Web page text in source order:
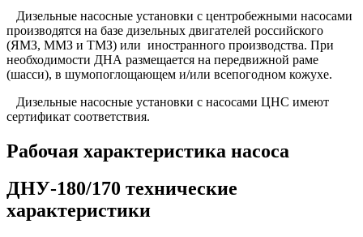
Дизельные насосные установки с центробежными насосами
производятся на базе дизельных двигателей российского
(ЯМЗ, ММЗ и ТМЗ) или иностранного производства. При
необходимости ДНА размещается на передвижной раме
(шасси), в шумопоглощающем и/или всепогодном кожухе.
Дизельные насосные установки с насосами ЦНС имеют
сертификат соответствия.
Рабочая характеристика насоса
ДНУ-180/170 технические
характеристики